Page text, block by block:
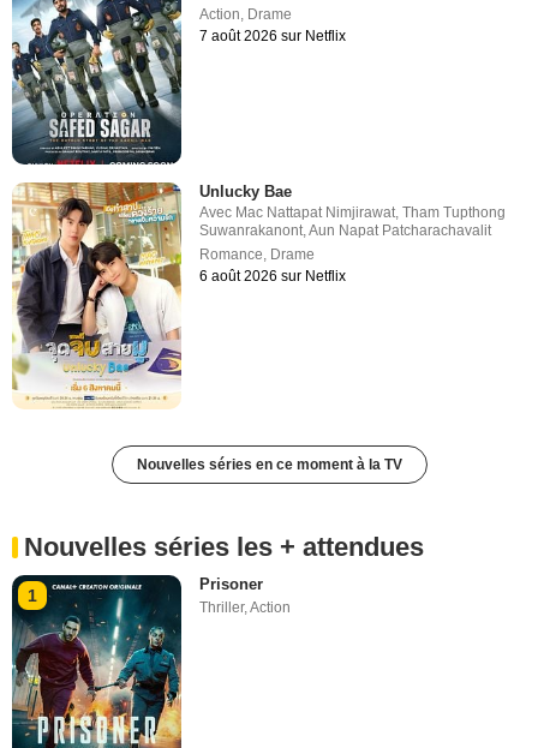
Action, Drame
7 août 2026 sur Netflix
Unlucky Bae
Avec Mac Nattapat Nimjirawat,Tham Tupthong
Suwanrakanont,Aun Napat Patcharachavalit
Romance, Drame
6 août 2026 sur Netflix
Nouvelles séries en ce moment à la TV
Nouvelles séries les + attendues
1
Prisoner
Thriller,Action